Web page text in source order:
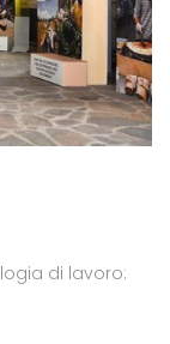
di lavoro: